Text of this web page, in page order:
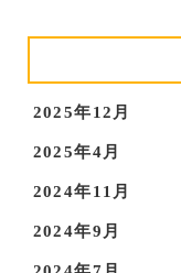
2025年12月
2025年4月
2024年11月
2024年9月